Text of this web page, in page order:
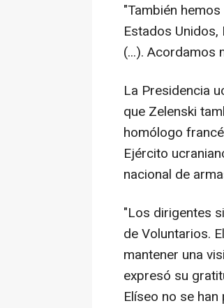
"También
Estados
(...). Acordamos
La Presidencia
que Zelenski
homólogo
Ejército
nacional de
"Los dirigentes
de Voluntarios.
mantener una
expresó su
Elíseo no se